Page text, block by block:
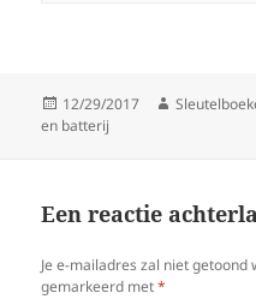
Gepubliceerd
op
12/29/2017 Auteur
en batterij
Een reactie
Je e-mailadres zal niet getoond
gemarkeerd met*